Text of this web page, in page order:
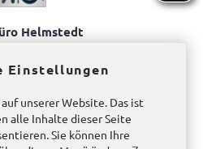
Helmstedt
& 15.00 Uhr bis 17.00 Uhr
& 14.00 Uhr bis 16.00 Uhr
Einstellungen
unserer Website. Das ist
alle Inhalte dieser Seite
Sie können Ihre